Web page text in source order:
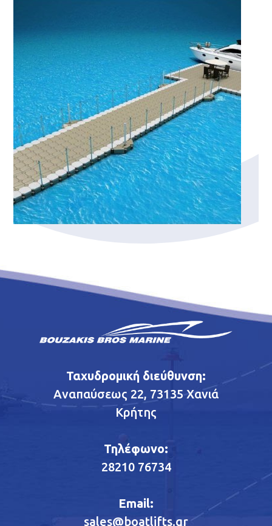
Ταχυδρομική διεύθυνση:
Αναπαύσεως 22, 73135 Χανιά
Κρήτης
Τηλέφωνο:
28210 76734
Email:
sales@boatlifts.gr